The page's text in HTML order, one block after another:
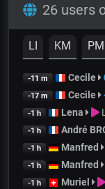
26 users
LI KM PM
-11 m Cecile
-17 m Cecile
-1 h Lena
-1 h André
-1 h Manfred
-1 h Manfred
-1 h Muriel